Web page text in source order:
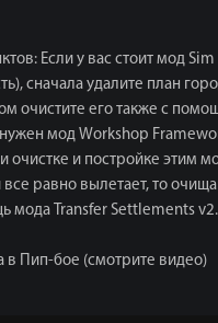
Если у вас стоит мод
сначала удалите план
очистите его также с
мод Workshop
очистке и постройке этим
все равно вылетает, то
мода Transfer Settlements
в Пип-бое (смотрите видео)